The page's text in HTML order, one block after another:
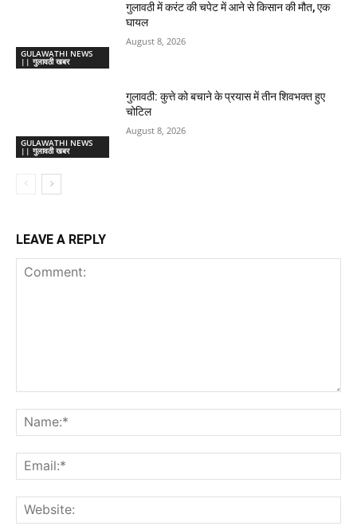
GULAWATHI NEWS
|| गुलावठी खबर
गुलावठी में करंट की चपेट में आने से किसान की मौत, एक
घायल
August 8, 2026
GULAWATHI NEWS
|| गुलावठी खबर
गुलावठी: कुत्ते को बचाने के प्रयास में तीन शिवभक्त हुए
चोटिल
August 8, 2026
LEAVE A REPLY